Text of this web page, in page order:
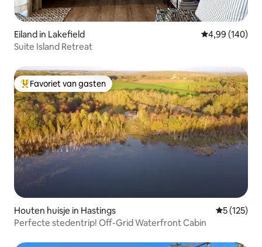
Eiland in Lakefield Gemiddelde
4,99 (140)
Suite Island Retreat
Topfavoriet van gasten
Favoriet van gasten
Houten huisje in Hastings
5 (125)
Perfecte stedentrip! Off-Grid Waterfront Cabin